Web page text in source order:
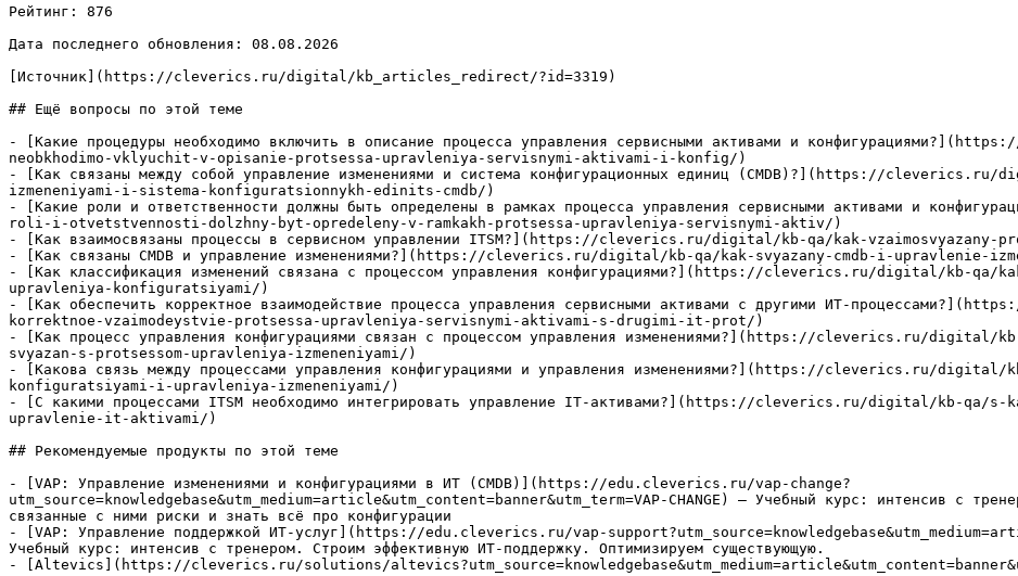
Рейтинг: 876
Дата последнего обновления: 08.08.2026
[Источник](https://cleverics.ru/digital/kb_articles_redirect/?id=3319)
## Ещё вопросы по этой теме
- [Какие процедуры необходимо включить в описание процесса управления сервисными активами и
neobkhodimo-vklyuchit-v-opisanie-protsessa-upravleniya-servisnymi-aktivami-i-konfig/)
- [Как связаны между собой управление изменениями и система конфигурационных единиц (CMDB)?](https://
izmeneniyami-i-sistema-konfiguratsionnykh-edinits-cmdb/)
- [Какие роли и ответственности должны быть определены в рамках процесса управления сервисными активами и
roli-i-otvetstvennosti-dolzhny-byt-opredeleny-v-ramkakh-protsessa-upravleniya-servisnymi-aktiv/)
- [Как взаимосвязаны процессы в сервисном управлении ITSM?](https://cleverics.ru/digital/kb-qa/kak-
- [Как связаны CMDB и управление изменениями?](https://cleverics.ru/digital/kb-qa/kak-svyazany-cmdb-i-upravlenie-
- [Как классификация изменений связана с процессом управления конфигурациями?](https://cleverics.ru/digital/kb-
upravleniya-konfiguratsiyami/)
- [Как обеспечить корректное взаимодействие процесса управления сервисными активами с другими ИТ-
korrektnoe-vzaimodeystvie-protsessa-upravleniya-servisnymi-aktivami-s-drugimi-it-prot/)
- [Как процесс управления конфигурациями связан с процессом управления изменениями?](https://cleverics.ru/
svyazan-s-protsessom-upravleniya-izmeneniyami/)
- [Какова связь между процессами управления конфигурациями и управления изменениями?](https://cleverics.ru/
konfiguratsiyami-i-upravleniya-izmeneniyami/)
- [С какими процессами ITSM необходимо интегрировать управление IT-активами?](https://cleverics.ru/digital/kb-qa/
upravlenie-it-aktivami/)
## Рекомендуемые продукты по этой теме
- [VAP: Управление изменениями и конфигурациями в ИТ (CMDB)](https://edu.cleverics.ru/vap-change?
utm_source=knowledgebase&utm_medium=article&utm_content=banner&utm_term=VAP-CHANGE) — Учебный курс: интенсив с
связанные с ними риски и знать всё про конфигурации
- [VAP: Управление поддержкой ИТ-услуг](https://edu.cleverics.ru/vap-
Учебный курс: интенсив с тренером. Строим эффективную ИТ-поддержку. Оптимизируем существующую.
- [Altevics](https://cleverics.ru/solutions/